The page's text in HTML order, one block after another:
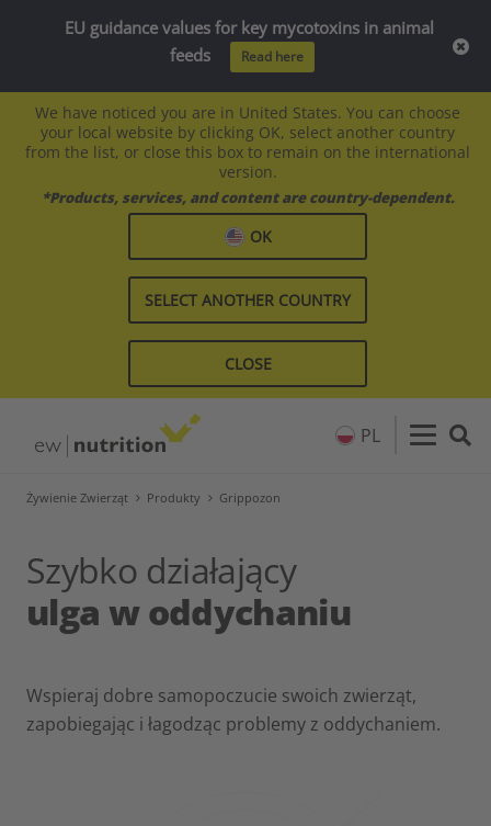
We have noticed you are in United States. You can choose
your local website by clicking OK, select another country
from the list, or close this box to remain on the international
version.
*Products, services, and content are country-dependent.
OK
SELECT ANOTHER COUNTRY
CLOSE
PL
Żywienie Zwierząt Produkty Grippozon
Szybko działający
ulga w oddychaniu
Wspieraj dobre samopoczucie swoich zwierząt,
zapobiegając i łagodząc problemy z oddychaniem.
EU guidance values for key mycotoxins in animal
feeds
Read here